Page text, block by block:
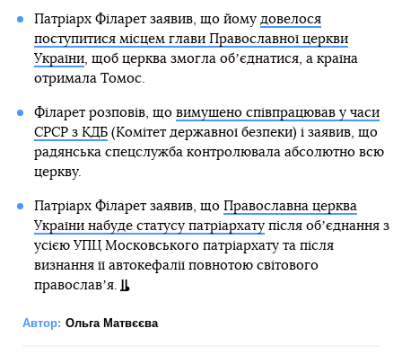
Патріарх Філарет заявив, що йому довелося
поступитися місцем глави Православної церкви
України, щоб церква змогла обʼєднатися, а країна
отримала Томос.
Філарет розповів, що вимушено співпрацював у часи
СРСР з КДБ(Комітет державної безпеки) і заявив, що
радянська спецслужба контролювала абсолютно всю
церкву.
Патріарх Філарет заявив, що Православна церква
України набуде статусу патріархатупісля обʼєднання з
усією УПЦ Московського патріархату та після
визнання її автокефалії повнотою світового
православʼя.
Автор: Ольга Матвєєва